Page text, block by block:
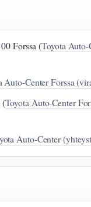
Forssa (Toyota Auto-
Auto-Center Forssa
(Toyota Auto-Center
Auto-Center